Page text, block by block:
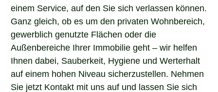
einem Service, auf den Sie sich verlassen können.
Ganz gleich, ob es um den privaten Wohnbereich,
gewerblich genutzte Flächen oder die
Außenbereiche Ihrer Immobilie geht – wir helfen
Ihnen dabei, Sauberkeit, Hygiene und Werterhalt
auf einem hohen Niveau sicherzustellen. Nehmen
Sie jetzt Kontakt mit uns auf und lassen Sie sich